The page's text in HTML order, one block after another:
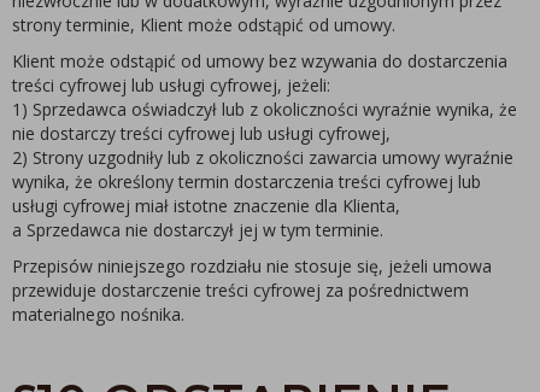
strony terminie, Klient może odstąpić od umowy.
Klient może odstąpić od umowy bez wzywania do dostarczenia
treści cyfrowej lub usługi cyfrowej, jeżeli:
1) Sprzedawca oświadczył lub z okoliczności wyraźnie wynika, że
nie dostarczy treści cyfrowej lub usługi cyfrowej,
2) Strony uzgodniły lub z okoliczności zawarcia umowy wyraźnie
wynika, że określony termin dostarczenia treści cyfrowej lub
usługi cyfrowej miał istotne znaczenie dla Klienta,
a Sprzedawca nie dostarczył jej w tym terminie.
Przepisów niniejszego rozdziału nie stosuje się, jeżeli umowa
przewiduje dostarczenie treści cyfrowej za pośrednictwem
materialnego nośnika.